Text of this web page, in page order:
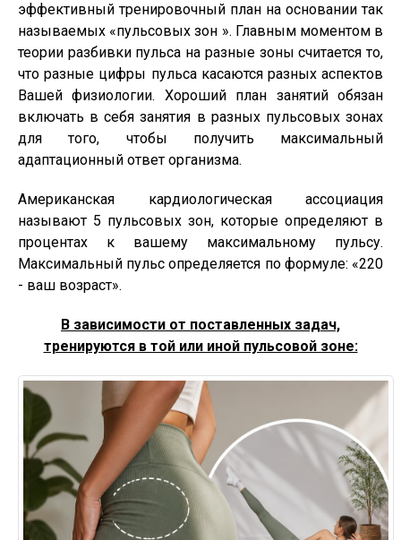
эффективный тренировочный план на основании так
называемых «пульсовых зон ». Главным моментом в
теории разбивки пульса на разные зоны считается то,
что разные цифры пульса касаются разных аспектов
Вашей физиологии. Хороший план занятий обязан
включать в себя занятия в разных пульсовых зонах
для того, чтобы получить максимальный
адаптационный ответ организма.
Американская кардиологическая ассоциация
называют 5 пульсовых зон, которые определяют в
процентах к вашему максимальному пульсу.
Максимальный пульс определяется по формуле: «220
- ваш возраст».
В зависимости от поставленных задач,
тренируются в той или иной пульсовой зоне: